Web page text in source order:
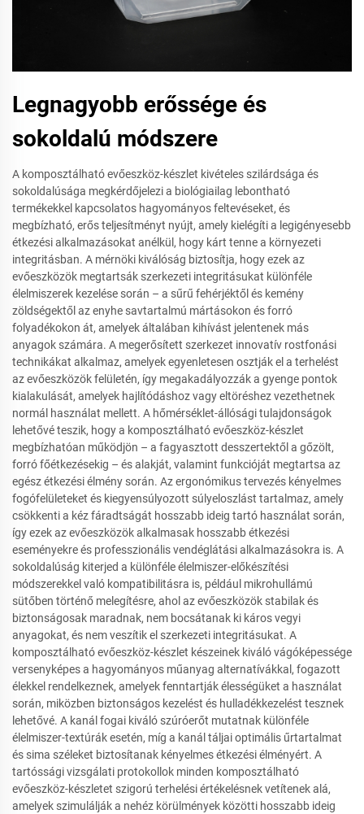
Legnagyobb erőssége és
sokoldalú módszere
A komposztálható evőeszköz-készlet kivételes szilárdsága és
sokoldalúsága megkérdőjelezi a biológiailag lebontható
termékekkel kapcsolatos hagyományos feltevéseket, és
megbízható, erős teljesítményt nyújt, amely kielégíti a legigényesebb
étkezési alkalmazásokat anélkül, hogy kárt tenne a környezeti
integritásban. A mérnöki kiválóság biztosítja, hogy ezek az
evőeszközök megtartsák szerkezeti integritásukat különféle
élelmiszerek kezelése során – a sűrű fehérjéktől és kemény
zöldségektől az enyhe savtartalmú mártásokon és forró
folyadékokon át, amelyek általában kihívást jelentenek más
anyagok számára. A megerősített szerkezet innovatív rostfonási
technikákat alkalmaz, amelyek egyenletesen osztják el a terhelést
az evőeszközök felületén, így megakadályozzák a gyenge pontok
kialakulását, amelyek hajlítódáshoz vagy eltöréshez vezethetnek
normál használat mellett. A hőmérséklet-állósági tulajdonságok
lehetővé teszik, hogy a komposztálható evőeszköz-készlet
megbízhatóan működjön – a fagyasztott desszertektől a gőzölt,
forró főétkezésekig – és alakját, valamint funkcióját megtartsa az
egész étkezési élmény során. Az ergonómikus tervezés kényelmes
fogófelületeket és kiegyensúlyozott súlyeloszlást tartalmaz, amely
csökkenti a kéz fáradtságát hosszabb ideig tartó használat során,
így ezek az evőeszközök alkalmasak hosszabb étkezési
eseményekre és professzionális vendéglátási alkalmazásokra is. A
sokoldalúság kiterjed a különféle élelmiszer-előkészítési
módszerekkel való kompatibilitásra is, például mikrohullámú
sütőben történő melegítésre, ahol az evőeszközök stabilak és
biztonságosak maradnak, nem bocsátanak ki káros vegyi
anyagokat, és nem veszítik el szerkezeti integritásukat. A
komposztálható evőeszköz-készlet készeinek kiváló vágóképessége
versenyképes a hagyományos műanyag alternatívákkal, fogazott
élekkel rendelkeznek, amelyek fenntartják élességüket a használat
során, miközben biztonságos kezelést és hulladékkezelést tesznek
lehetővé. A kanál fogai kiváló szúróerőt mutatnak különféle
élelmiszer-textúrák esetén, míg a kanál táljai optimális űrtartalmat
és sima széleket biztosítanak kényelmes étkezési élményért. A
tartóssági vizsgálati protokollok minden komposztálható
evőeszköz-készletet szigorú terhelési értékelésnek vetítenek alá,
amelyek szimulálják a nehéz körülmények közötti hosszabb ideig